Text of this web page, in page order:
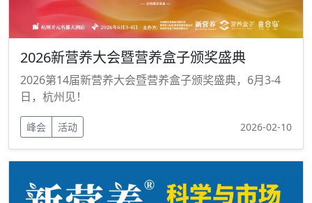
2026新营养大会暨营养盒子颁奖盛典
2026第14届新营养大会暨营养盒子颁奖盛典，6月3-4
日，杭州见！
峰会 活动 2026-02-10